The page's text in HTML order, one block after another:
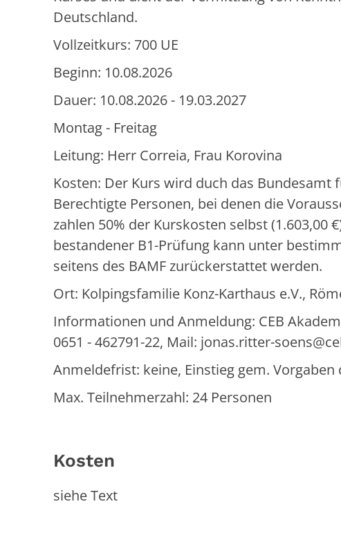
Deutschland.
Vollzeitkurs: 700 UE
Beginn: 10.08.2026
Dauer: 10.08.2026 - 19.03.2027
Montag - Freitag
Leitung: Herr Correia, Frau Korovina
Kosten: Der Kurs wird duch das
Berechtigte Personen, bei denen die
zahlen 50% der Kurskosten selbst (1.603,00
bestandener B1-Prüfung kann unter
seitens des BAMF zurückerstattet werden.
Ort: Kolpingsfamilie Konz-Karthaus e.V.,
Informationen und Anmeldung: CEB
0651 - 462791-22, Mail: jonas.ritter-
Anmeldefrist: keine, Einstieg gem.
Max. Teilnehmerzahl: 24 Personen
Kosten
siehe Text